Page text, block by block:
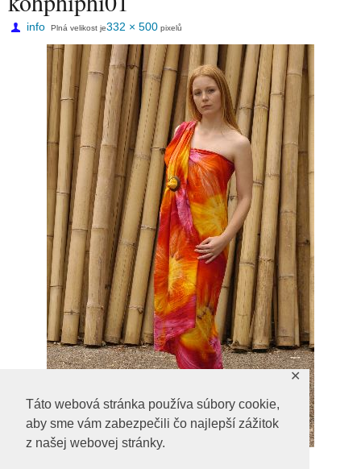
Táto webová stránka používa súbory cookie,
aby sme vám zabezpečili čo najlepší zážitok
z našej webovej stránky.
✕
info Plná velikost je332 × 500 pixelů